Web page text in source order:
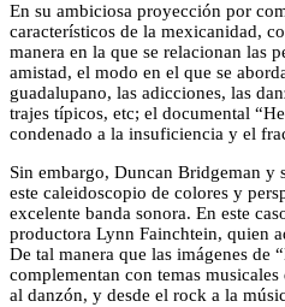
En su ambiciosa proyección por
característicos de la mexicanidad,
manera en la que se relacionan las
amistad, el modo en el que se
guadalupano, las adicciones, las
trajes típicos, etc; el documental
condenado a la insuficiencia y el
Sin embargo, Duncan Bridgeman y
este caleidoscopio de colores y
excelente banda sonora. En este
productora Lynn Fainchtein, quien
De tal manera que las imágenes de
complementan con temas
al danzón, y desde el rock a la